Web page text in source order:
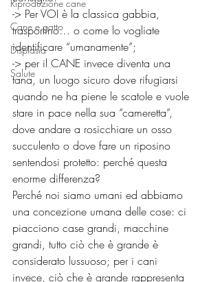
Riproduzione cane
Cane e gatto
Displasia
Salute
-> Per VOI è la classica gabbia,
trasportino… o come lo vogliate
identificare “umanamente”;
-> per il CANE invece diventa una
tana, un luogo sicuro dove rifugiarsi
quando ne ha piene le scatole e vuole
stare in pace nella sua “cameretta”,
dove andare a rosicchiare un osso
succulento o dove fare un riposino
sentendosi protetto: perché questa
enorme differenza?
Perché noi siamo umani ed abbiamo
una concezione umana delle cose: ci
piacciono case grandi, macchine
grandi, tutto ciò che è grande è
considerato lussuoso; per i cani
invece, ciò che è grande rappresenta